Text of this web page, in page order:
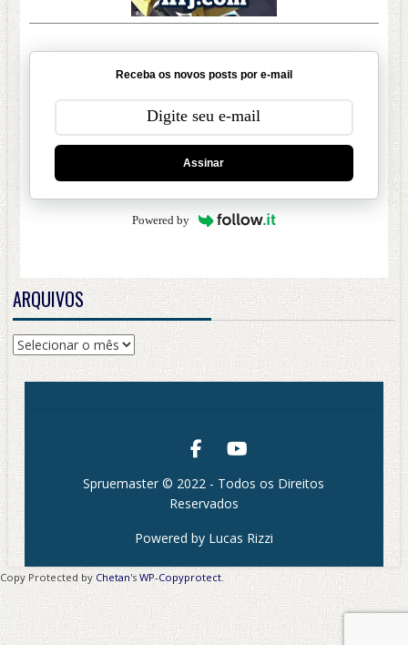
Receba os novos posts por e-mail
Assinar
Powered by
ARQUIVOS
Arquivos
Spruemaster © 2022 - Todos os Direitos
Reservados
Powered by Lucas Rizzi
Copy Protected by Chetan's WP-Copyprotect.